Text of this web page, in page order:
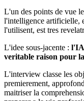
L'un des points de vue
l'intelligence artificielle,
l'utilisent, est tres
L'idee sous-jacente : l'IA
veritable raison pour
L'interview classe les
premierement,
maitriser la